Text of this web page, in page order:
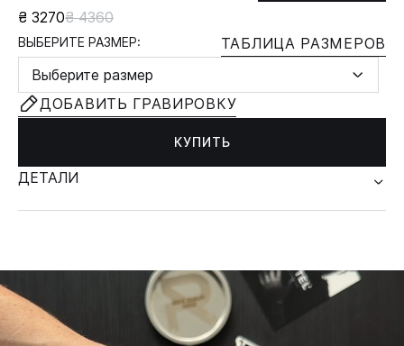
₴ 3270₴ 4360
ВЫБЕРИТЕ РАЗМЕР:
ТАБЛИЦА РАЗМЕРОВ
Выберите размер
ДОБАВИТЬ ГРАВИРОВКУ
КУПИТЬ
ДЕТАЛИ